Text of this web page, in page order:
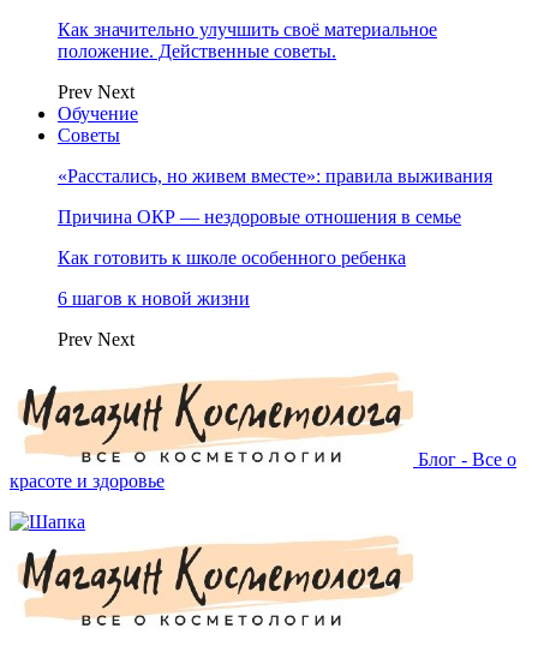
Как значительно улучшить своё материальное
положение. Действенные советы.
Prev Next
Обучение
Советы
«Расстались, но живем вместе»: правила выживания
Причина ОКР — нездоровые отношения в семье
Как готовить к школе особенного ребенка
6 шагов к новой жизни
Prev Next
Блог - Все о
красоте и здоровье